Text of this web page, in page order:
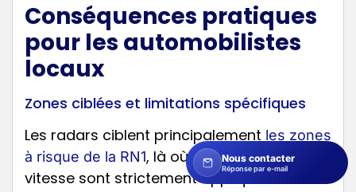
Conséquences pratiques
pour les automobilistes
locaux
Zones ciblées et limitations spécifiques
Les radars ciblent principalement les zones
à risque de la RN1, là où les limitations de
vitesse sont strictement appliquées. Les
Nous contacter
Réponse par e-mail